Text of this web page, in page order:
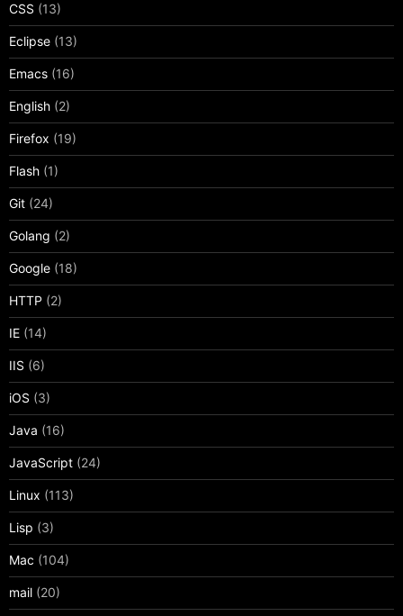
CSS (13)
Eclipse (13)
Emacs (16)
English (2)
Firefox (19)
Flash (1)
Git (24)
Golang (2)
Google (18)
HTTP (2)
IE (14)
IIS (6)
iOS (3)
Java (16)
JavaScript (24)
Linux (113)
Lisp (3)
Mac (104)
mail (20)